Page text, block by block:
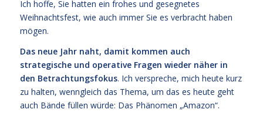
Ich hoffe, Sie hatten ein frohes und gesegnetes
Weihnachtsfest, wie auch immer Sie es verbracht haben
mögen.
Das neue Jahr naht, damit kommen auch
strategische und operative Fragen wieder näher in
den Betrachtungsfokus. Ich verspreche, mich heute kurz
zu halten, wenngleich das Thema, um das es heute geht
auch Bände füllen würde: Das Phänomen „Amazon“.